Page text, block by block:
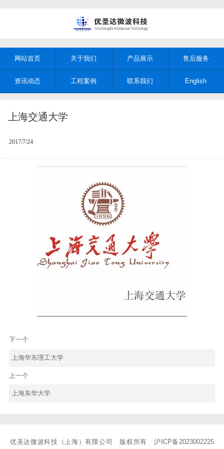
网站首页 关于我们 产品展示 售后服务
资讯动态 工程案例 联系我们 English
上海交通大学
2017/7/24
下一个
上海华东理工大学
上一个
上海东华大学
优圣达微波科技（上海）有限公司 版权所有 沪ICP备2023002225